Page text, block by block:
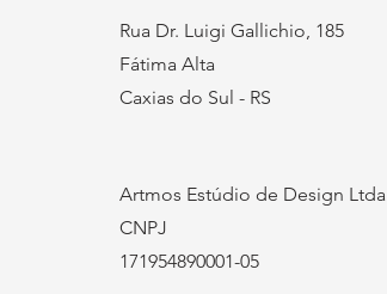
Rua Dr. Luigi Gallichio, 185
Fátima Alta
Caxias do Sul - RS
Artmos Estúdio de Design Ltda
CNPJ
171954890001-05